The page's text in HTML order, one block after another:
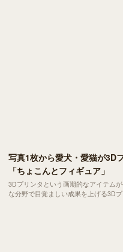
写真1枚から愛犬・愛猫が3D
「ちょこんとフィギュア」
3Dプリンタという画期的なアイテムが登
な分野で目覚ましい成果を上げる3D